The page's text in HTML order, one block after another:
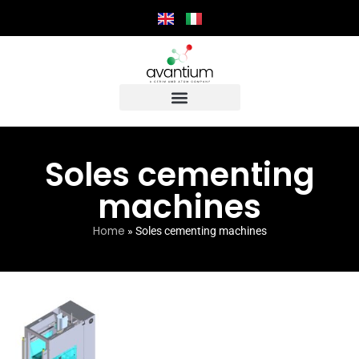
Soles cementing
machines
Home » Soles cementing machines